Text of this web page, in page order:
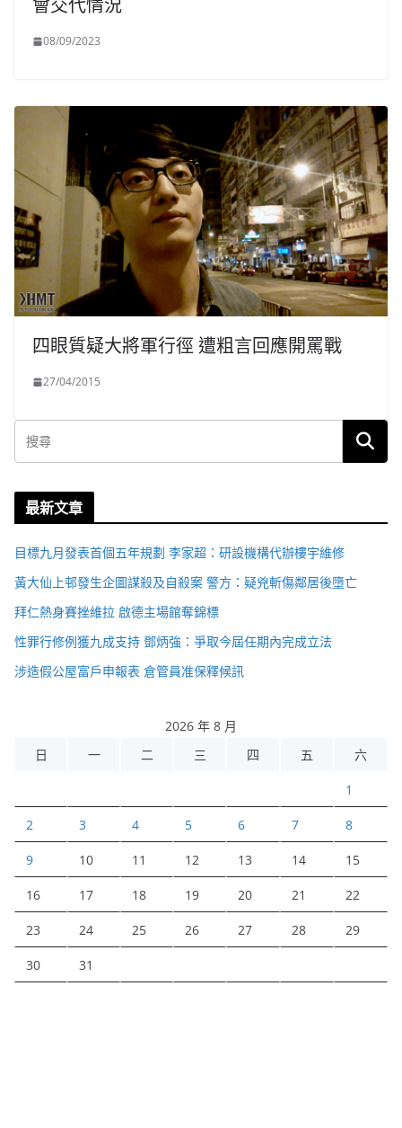
會交代情況
08/09/2023
四眼質疑大將軍行徑 遭粗言回應開罵戰
27/04/2015
最新文章
目標九月發表首個五年規劃 李家超：研設機構代辦樓宇維修
黃大仙上邨發生企圖謀殺及自殺案 警方：疑兇斬傷鄰居後墮亡
拜仁熱身賽挫維拉 啟德主場館奪錦標
性罪行修例獲九成支持 鄧炳強：爭取今屆任期內完成立法
涉造假公屋富戶申報表 倉管員准保釋候訊
2026 年 8 月
日
一 二 三 四 五 六
1
2 3 4 5 6 7 8
9 10 11 12 13 14 15
16 17 18 19 20 21 22
23 24 25 26 27 28 29
30 31